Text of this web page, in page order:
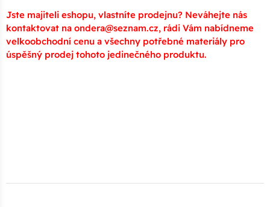
Jste majiteli eshopu, vlastníte prodejnu? Neváhejte nás
kontaktovat na ondera@seznam.cz, rádi Vám nabídneme
velkoobchodní cenu a všechny potřebné materiály pro
úspěšný prodej tohoto jedinečného produktu.